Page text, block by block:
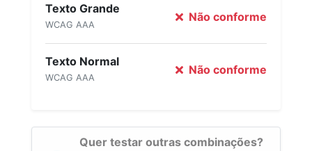
Texto Grande
WCAG AAA
Não conforme
Texto Normal
WCAG AAA
Não conforme
Quer testar outras combinações?